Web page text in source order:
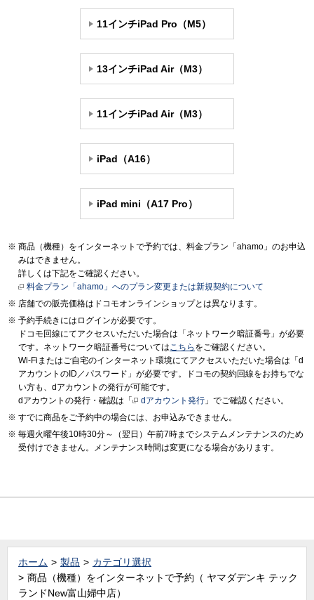
11インチiPad Pro（M5）
13インチiPad Air（M3）
11インチiPad Air（M3）
iPad（A16）
iPad mini（A17 Pro）
商品（機種）をインターネットで予約では、料金プラン「ahamo」のお申込
みはできません。
詳しくは下記をご確認ください。
料金プラン「ahamo」へのプラン変更または新規契約について
店舗での販売価格はドコモオンラインショップとは異なります。
予約手続きにはログインが必要です。
ドコモ回線にてアクセスいただいた場合は「ネットワーク暗証番号」が必要
です。ネットワーク暗証番号についてはこちら をご確認ください。
Wi-Fiまたはご自宅のインターネット環境にてアクセスいただいた場合は「d
アカウントのID／パスワード」が必要です。ドコモの契約回線をお持ちでな
い方も、dアカウントの発行が可能です。
dアカウントの発行・確認は「
dアカウント発行 」でご確認ください。
すでに商品をご予約中の場合には、お申込みできません。
毎週火曜午後10時30分～（翌日）午前7時までシステムメンテナンスのため
受付けできません。メンテナンス時間は変更になる場合があります。
ホーム 製品
カテゴリ選択
商品（機種）をインターネットで予約（ ヤマダデンキ テック
ランドNew富山婦中店）